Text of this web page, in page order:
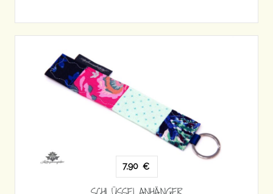
7,90 €